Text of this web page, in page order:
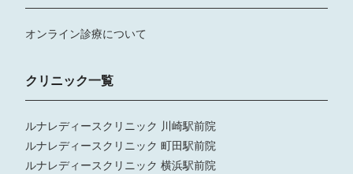
オンライン診療について
クリニック一覧
ルナレディースクリニック 川崎駅前院
ルナレディースクリニック 町田駅前院
ルナレディースクリニック 横浜駅前院